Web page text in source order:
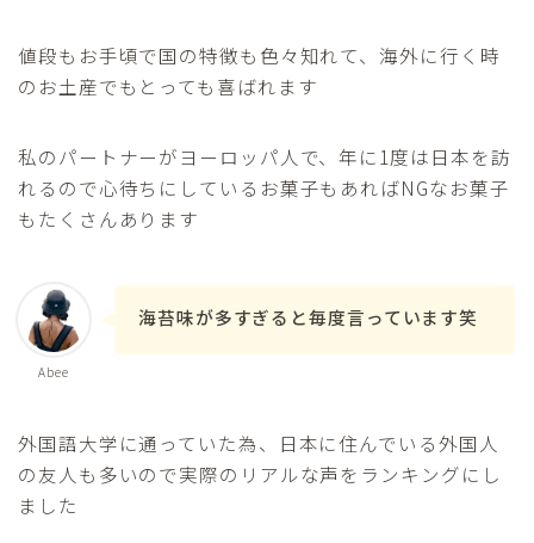
値段もお手頃で国の特徴も色々知れて、海外に行く時
のお土産でもとっても喜ばれます
私のパートナーがヨーロッパ人で、年に1度は日本を訪
れるので心待ちにしているお菓子もあればNGなお菓子
もたくさんあります
Abee
海苔味が多すぎると毎度言っています笑
外国語大学に通っていた為、日本に住んでいる外国人
の友人も多いので実際のリアルな声をランキングにし
ました